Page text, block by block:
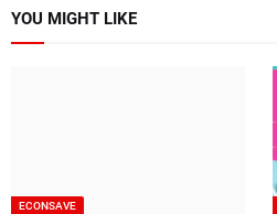
YOU MIGHT LIKE
ECONSAVE